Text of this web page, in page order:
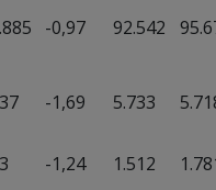
-0,97 92.542
-1,69 5.733
-1,24 1.512